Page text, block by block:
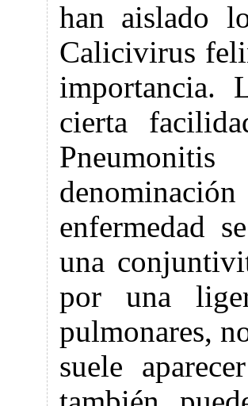
han aislado
Calicivirus
importancia.
cierta
enfermedad
una
por una
pulmonares,
suele